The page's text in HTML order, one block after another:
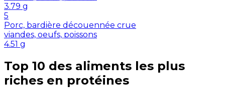
3.79 g
5
Porc, bardière découennée crue
viandes, oeufs, poissons
4.51 g
Top 10 des aliments les plus
riches en protéines